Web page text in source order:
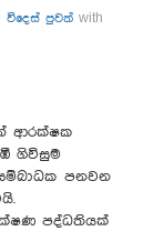
විදෙස් පුවත් with
ආරක්ෂක
ගිවිසුම
පනවන
පද්ධතියක්